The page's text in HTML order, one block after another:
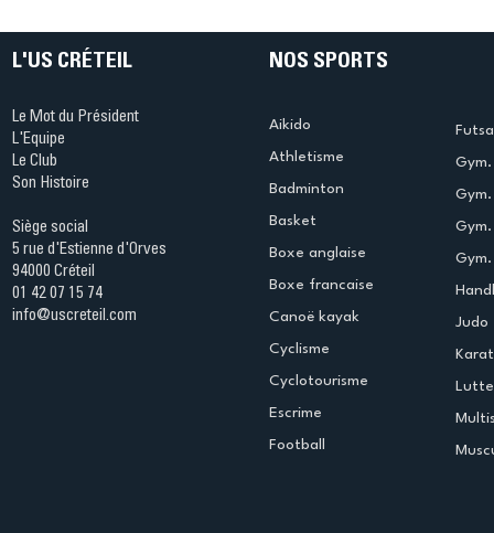
L'US CRÉTEIL
Le Mot du Président
L'Equipe
Le Club
Son Histoire
Siège social
5 rue d'Estienne d'Orves
94000 Créteil
01 42 07 15 74
info@uscreteil.com
NOS SPORTS
Aikido
Athletisme
Badminton
Basket
Boxe anglaise
Boxe francaise
Canoë kayak
Cyclisme
Cyclotourisme
Escrime
Football
Judo
Lutte